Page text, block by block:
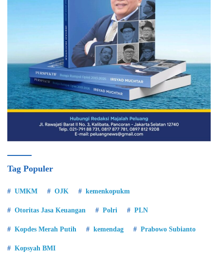
Tag Populer
UMKM OJK kemenkopukm
Otoritas Jasa Keuangan Polri PLN
Kopdes Merah Putih kemendag Prabowo Subianto
Kopsyah BMI